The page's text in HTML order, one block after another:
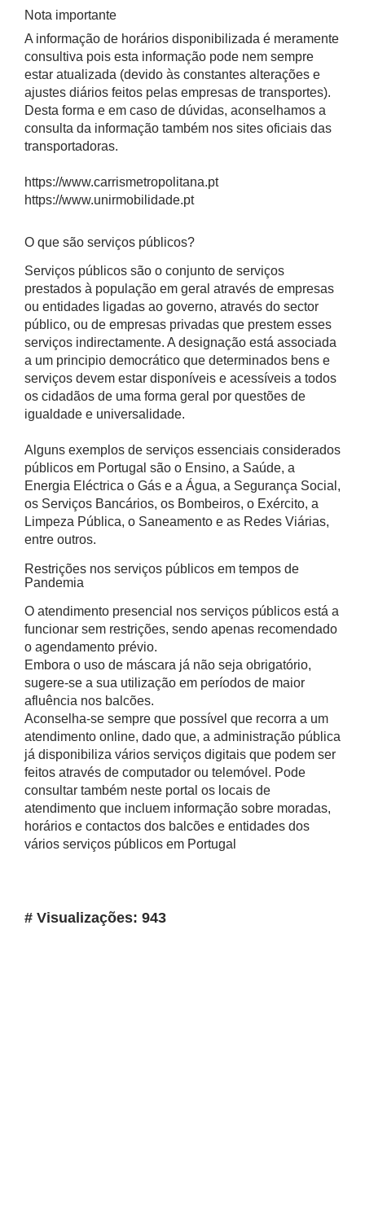
Nota importante
A informação de horários disponibilizada é meramente
consultiva pois esta informação pode nem sempre
estar atualizada (devido às constantes alterações e
ajustes diários feitos pelas empresas de transportes).
Desta forma e em caso de dúvidas, aconselhamos a
consulta da informação também nos sites oficiais das
transportadoras.
https://www.carrismetropolitana.pt
https://www.unirmobilidade.pt
O que são serviços públicos?
Serviços públicos são o conjunto de serviços
prestados à população em geral através de empresas
ou entidades ligadas ao governo, através do sector
público, ou de empresas privadas que prestem esses
serviços indirectamente. A designação está associada
a um principio democrático que determinados bens e
serviços devem estar disponíveis e acessíveis a todos
os cidadãos de uma forma geral por questões de
igualdade e universalidade.
Alguns exemplos de serviços essenciais considerados
públicos em Portugal são o Ensino, a Saúde, a
Energia Eléctrica o Gás e a Água, a Segurança Social,
os Serviços Bancários, os Bombeiros, o Exército, a
Limpeza Pública, o Saneamento e as Redes Viárias,
entre outros.
Restrições nos serviços públicos em tempos de
Pandemia
O atendimento presencial nos serviços públicos está a
funcionar sem restrições, sendo apenas recomendado
o agendamento prévio.
Embora o uso de máscara já não seja obrigatório,
sugere-se a sua utilização em períodos de maior
afluência nos balcões.
Aconselha-se sempre que possível que recorra a um
atendimento online, dado que, a administração pública
já disponibiliza vários serviços digitais que podem ser
feitos através de computador ou telemóvel. Pode
consultar também neste portal os locais de
atendimento que incluem informação sobre moradas,
horários e contactos dos balcões e entidades dos
vários serviços públicos em Portugal
# Visualizações: 943